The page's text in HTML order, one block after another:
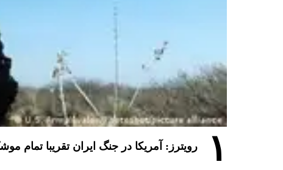
۱ رویترز: آمریکا در جنگ ایران تقریبا تمام